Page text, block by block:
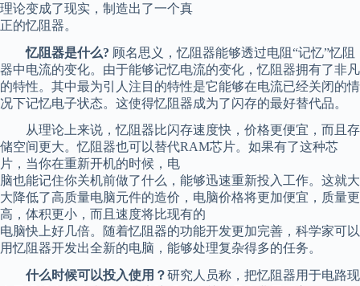
理论变成了现实，制造出了一个真
正的忆阻器。
忆阻器是什么? 顾名思义，忆阻器能够透过电阻“记忆”忆阻
器中电流的变化。由于能够记忆电流的变化，忆阻器拥有了非凡
的特性。其中最为引人注目的特性是它能够在电流已经关闭的情
况下记忆电子状态。这使得忆阻器成为了闪存的最好替代品。
从理论上来说，忆阻器比闪存速度快，价格更便宜，而且存
储空间更大。忆阻器也可以替代RAM芯片。如果有了这种芯
片，当你在重新开机的时候，电
脑也能记住你关机前做了什么，能够迅速重新投入工作。这就大
大降低了高质量电脑元件的造价，电脑价格将更加便宜，质量更
高，体积更小，而且速度将比现有的
电脑快上好几倍。随着忆阻器的功能开发更加完善，科学家可以
用忆阻器开发出全新的电脑，能够处理复杂得多的任务。
什么时候可以投入使用？研究人员称，把忆阻器用于电路现